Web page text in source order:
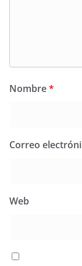
Nombre*
Correo
Web